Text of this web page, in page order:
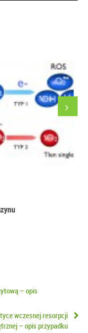
– opis
wczesnej resorpcji
– opis przypadku